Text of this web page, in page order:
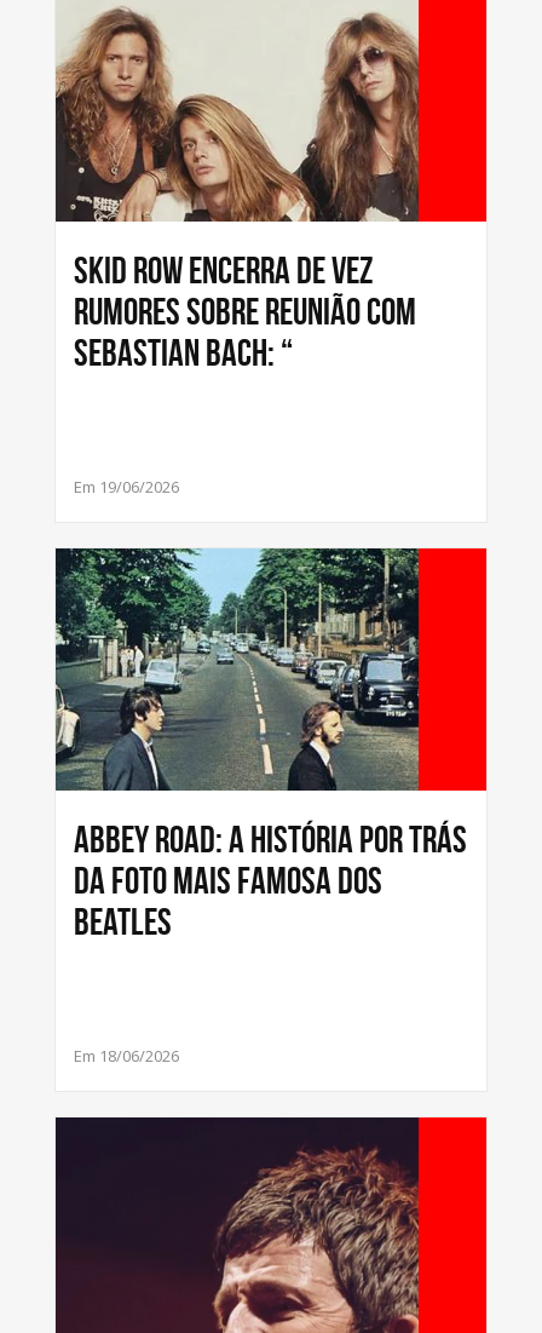
Skid Row encerra de vez
rumores sobre reunião com
Sebastian Bach: “
Em 19/06/2026
Abbey Road: a história por trás
da foto mais famosa dos
Beatles
Em 18/06/2026